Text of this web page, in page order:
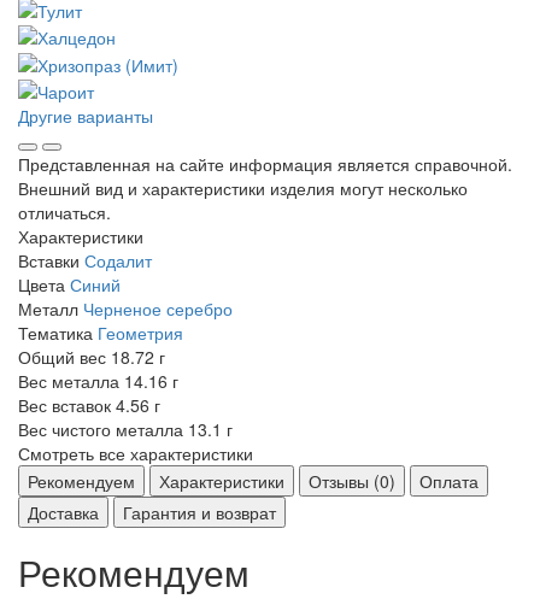
Другие варианты
Представленная на сайте информация является справочной.
Внешний вид и характеристики изделия могут несколько
отличаться.
Характеристики
Вставки Содалит
Цвета Синий
Металл Черненое серебро
Тематика Геометрия
Общий вес 18.72 г
Вес металла 14.16 г
Вес вставок 4.56 г
Вес чистого металла 13.1 г
Смотреть все характеристики
Рекомендуем
Характеристики Отзывы (0)
Оплата
Доставка
Гарантия и возврат
Рекомендуем